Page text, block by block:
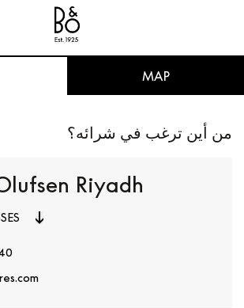
MAP
من أين ترغب في شرائه؟
Riyadh